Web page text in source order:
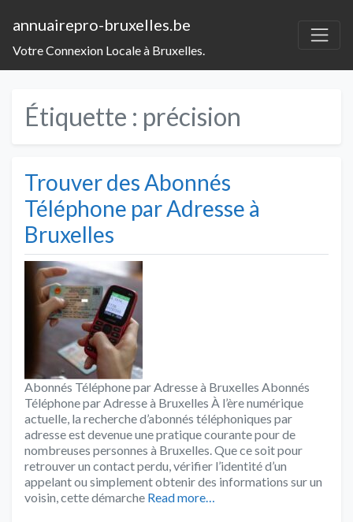
annuairepro-bruxelles.be
Votre Connexion Locale à Bruxelles.
Étiquette : précision
Trouver des Abonnés
Téléphone par Adresse à
Bruxelles
Abonnés Téléphone par Adresse à Bruxelles Abonnés
Téléphone par Adresse à Bruxelles À l’ère numérique
actuelle, la recherche d’abonnés téléphoniques par
adresse est devenue une pratique courante pour de
nombreuses personnes à Bruxelles. Que ce soit pour
retrouver un contact perdu, vérifier l’identité d’un
appelant ou simplement obtenir des informations sur un
voisin, cette démarche Read more…